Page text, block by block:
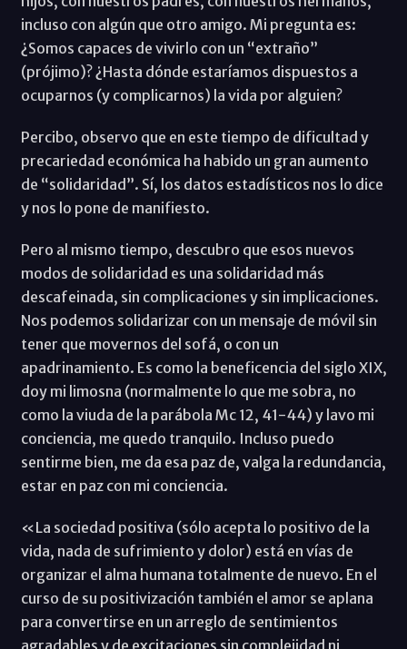
incluso con algún que otro amigo. Mi pregunta es:
¿Somos capaces de vivirlo con un “extraño”
(prójimo)? ¿Hasta dónde estaríamos dispuestos a
ocuparnos (y complicarnos) la vida por alguien?
Percibo, observo que en este tiempo de dificultad y
precariedad económica ha habido un gran aumento
de “solidaridad”. Sí, los datos estadísticos nos lo dice
y nos lo pone de manifiesto.
Pero al mismo tiempo, descubro que esos nuevos
modos de solidaridad es una solidaridad más
descafeinada, sin complicaciones y sin implicaciones.
Nos podemos solidarizar con un mensaje de móvil sin
tener que movernos del sofá, o con un
apadrinamiento. Es como la beneficencia del siglo XIX,
doy mi limosna (normalmente lo que me sobra, no
como la viuda de la parábola Mc 12, 41-44) y lavo mi
conciencia, me quedo tranquilo. Incluso puedo
sentirme bien, me da esa paz de, valga la redundancia,
estar en paz con mi conciencia.
«La sociedad positiva (sólo acepta lo positivo de la
vida, nada de sufrimiento y dolor) está en vías de
organizar el alma humana totalmente de nuevo. En el
curso de su positivización también el amor se aplana
para convertirse en un arreglo de sentimientos
agradables y de excitaciones sin complejidad ni